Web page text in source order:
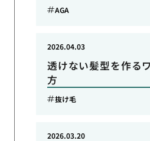
AGA
透けない髪型を作る
方
2026.04.03
抜け毛
2026.03.20